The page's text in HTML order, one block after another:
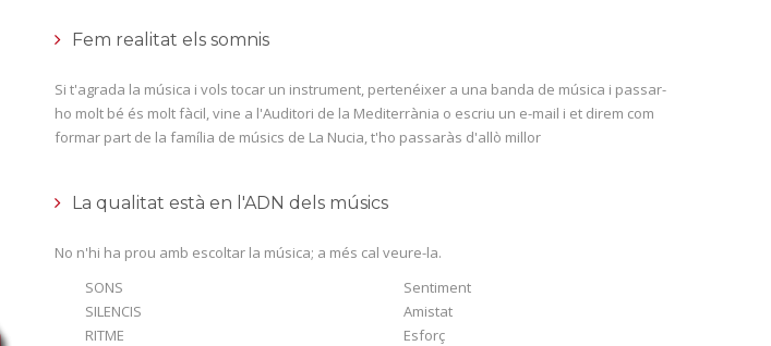
Fem realitat els somnis
Si t'agrada la música i vols tocar un instrument, pertenéixer a una banda de música i passar-
ho molt bé és molt fàcil, vine a l'Auditori de la Mediterrània o escriu un e-mail i et direm com
formar part de la família de músics de La Nucia, t'ho passaràs d'allò millor
La qualitat està en l'ADN dels músics
No n'hi ha prou amb escoltar la música; a més cal veure-la.
SONS
SILENCIS
RITME
Sentiment
Amistat
Esforç